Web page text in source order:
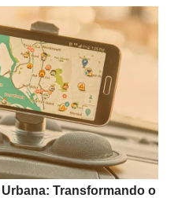
Transformando o